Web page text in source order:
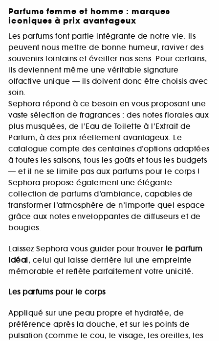
Parfums femme et homme : marques
iconiques à prix avantageux
Les parfums font partie intégrante de notre vie. Ils
peuvent nous mettre de bonne humeur, raviver des
souvenirs lointains et éveiller nos sens. Pour certains,
ils deviennent même une véritable signature
olfactive unique — ils doivent donc être choisis avec
soin.
Sephora répond à ce besoin en vous proposant une
vaste sélection de fragrances : des notes florales aux
plus musquées, de l’Eau de Toilette à l’Extrait de
Parfum, à des prix réellement avantageux. Le
catalogue compte des centaines d’options adaptées
à toutes les saisons, tous les goûts et tous les budgets
— et il ne se limite pas aux parfums pour le corps !
Sephora propose également une élégante
collection de parfums d’ambiance, capables de
transformer l’atmosphère de n’importe quel espace
grâce aux notes enveloppantes de diffuseurs et de
bougies.
Laissez Sephora vous guider pour trouver le parfum
idéal, celui qui laisse derrière lui une empreinte
mémorable et reflète parfaitement votre unicité.
Les parfums pour le corps
Appliqué sur une peau propre et hydratée, de
préférence après la douche, et sur les points de
pulsation (comme le cou, le visage, les oreilles, les